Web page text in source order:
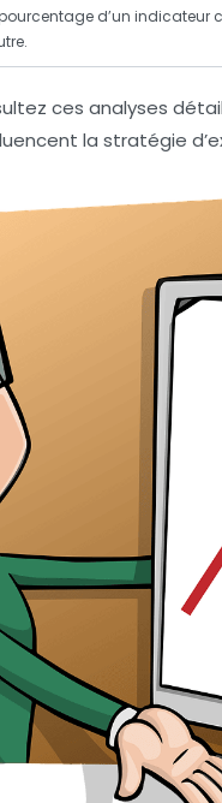
d’un indicateur
ces analyses
la stratégie